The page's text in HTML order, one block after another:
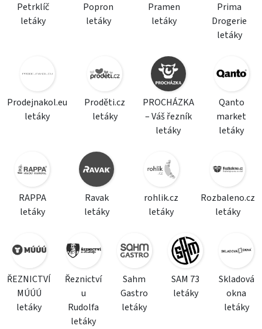
Petrklíč
letáky
Popron
letáky
Pramen
letáky
Prima
Drogerie
letáky
Prodejnakol.eu
letáky
Proděti.cz
letáky
PROCHÁZKA
– Váš řezník
letáky
Qanto
market
letáky
RAPPA
letáky
Ravak
letáky
rohlik.cz
letáky
Rozbaleno.cz
letáky
ŘEZNICTVÍ
MÚÚÚ
letáky
Řeznictví
u
Rudolfa
letáky
Sahm
Gastro
letáky
SAM 73
letáky
Skladová
okna
letáky